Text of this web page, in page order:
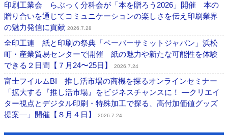
印刷工業会 らぶっく分科会が「本を贈ろう2026」開催 本の
贈り合いを通じてコミュニケーションの楽しさを伝え印刷業界
の魅力発信に貢献 2026.7.28
全印工連 紙と印刷の祭典「ペーパーサミットジャパン」浜松
町・産業貿易センターで開催 紙の魅力や新たな可能性を体験
できる２日間【７月24〜25日】
2026.7.24
富士フイルムBI 推し活市場の商機を探るオンラインセミナー
「拡大する『推し活市場』をビジネスチャンスに！ ―クリエイ
ター視点とデジタル印刷・特殊加工で探る、高付加価値グッズ
提案―」開催【８月４日】
2026.7.24